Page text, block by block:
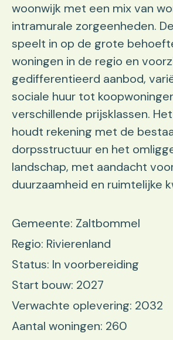
woonwijk met een mix van
intramurale zorgeenheden.
speelt in op de grote
woningen in de regio en
gedifferentieerd aanbod,
sociale huur tot
verschillende prijsklassen.
houdt rekening met de
dorpsstructuur en het
landschap, met aandacht
duurzaamheid en ruimtelijke
Gemeente: Zaltbommel
Regio: Rivierenland
Status: In voorbereiding
Start bouw: 2027
Verwachte oplevering: 2032
Aantal woningen: 260